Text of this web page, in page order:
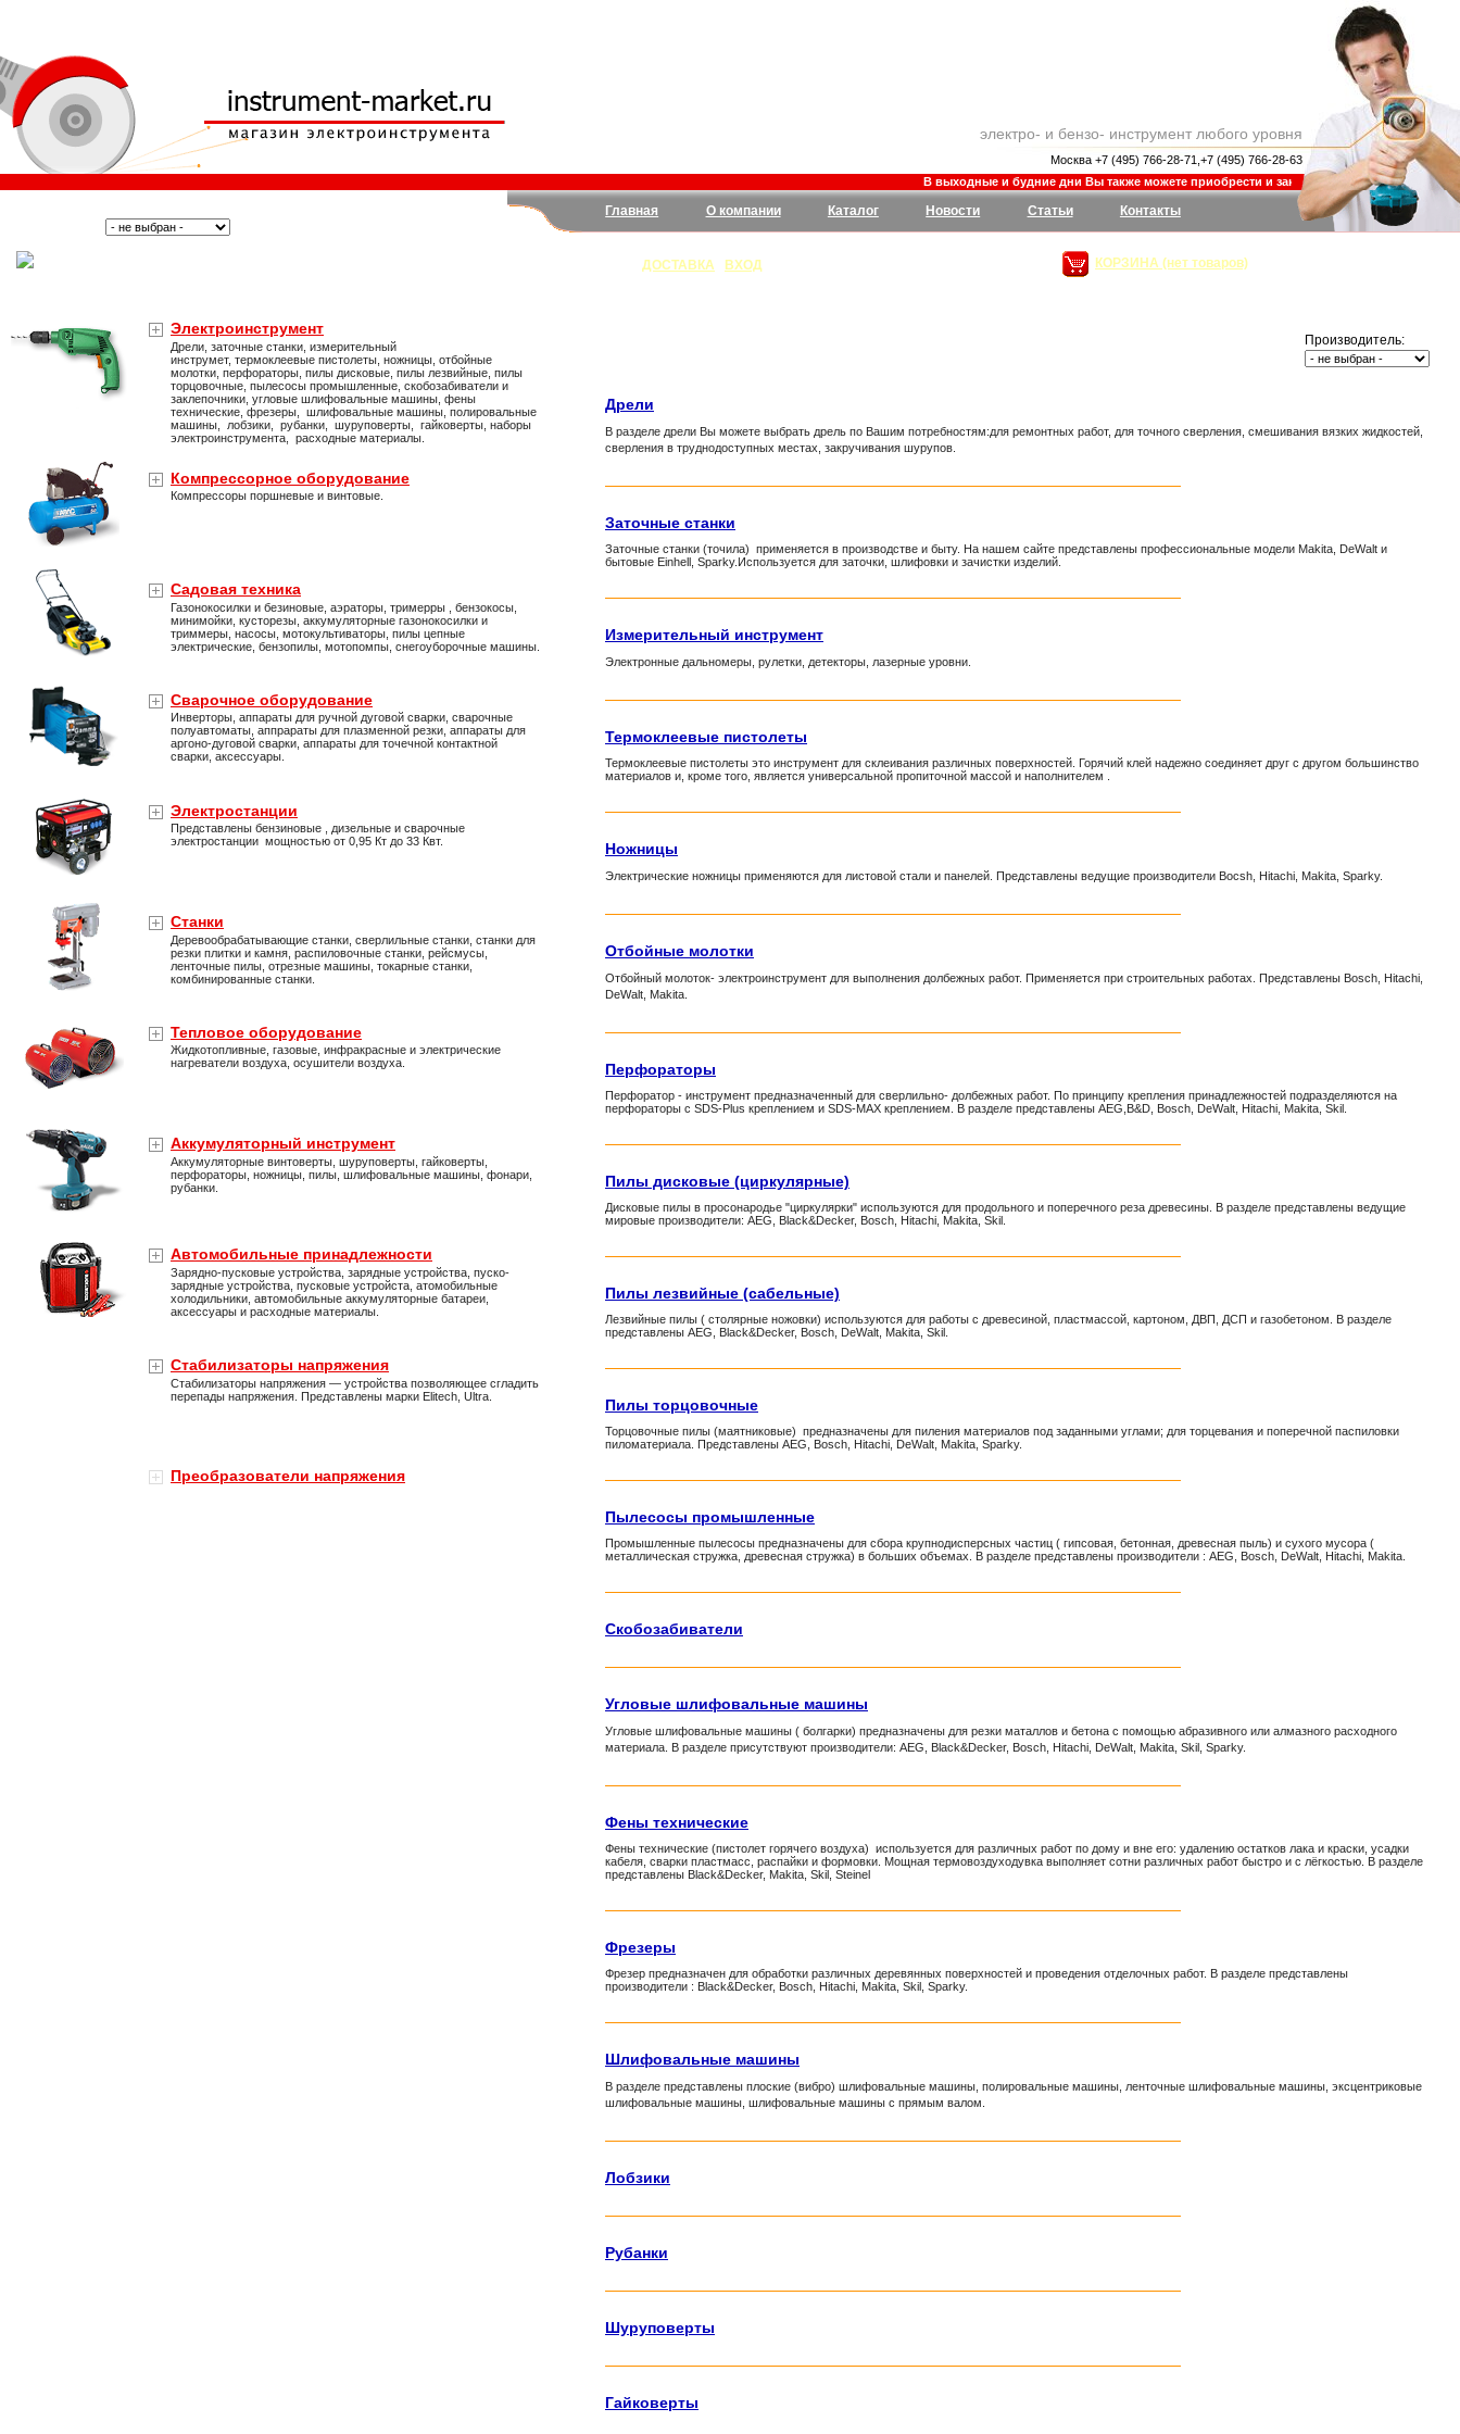
электро- и бензо- инструмент любого уровня
Москва +7 (495) 766-28-71,+7 (495) 766-28-63
В выходные и будние дни Вы также можете приобрести и заказать товар в магазине
Главная О компании Каталог Новости Статьи Контакты
ДОСТАВКА ВХОД КОРЗИНА (нет товаров)
Электроинструмент
Дрели, заточные станки, измерительный
инструмет, термоклеевые пистолеты, ножницы, отбойные
молотки, перфораторы, пилы дисковые, пилы лезвийные, пилы
торцовочные, пылесосы промышленные, скобозабиватели и
заклепочники, угловые шлифовальные машины, фены
технические, фрезеры, шлифовальные машины, полировальные
машины, лобзики, рубанки, шуруповерты, гайковерты, наборы
электроинструмента, расходные материалы.
Компрессорное оборудование
Компрессоры поршневые и винтовые.
Садовая техника
Газонокосилки и безиновые, аэраторы, тримерры , бензокосы,
минимойки, кусторезы, аккумуляторные газонокосилки и
триммеры, насосы, мотокультиваторы, пилы цепные
электрические, бензопилы, мотопомпы, снегоуборочные машины.
Сварочное оборудование
Инверторы, аппараты для ручной дуговой сварки, сварочные
полуавтоматы, аппрараты для плазменной резки, аппараты для
аргоно-дуговой сварки, аппараты для точечной контактной
сварки, аксессуары.
Электростанции
Представлены бензиновые , дизельные и сварочные
электростанции мощностью от 0,95 Кт до 33 Квт.
Станки
Деревообрабатывающие станки, сверлильные станки, станки для
резки плитки и камня, распиловочные станки, рейсмусы,
ленточные пилы, отрезные машины, токарные станки,
комбинированные станки.
Тепловое оборудование
Жидкотопливные, газовые, инфракрасные и электрические
нагреватели воздуха, осушители воздуха.
Аккумуляторный инструмент
Аккумуляторные винтоверты, шуруповерты, гайковерты,
перфораторы, ножницы, пилы, шлифовальные машины, фонари,
рубанки.
Автомобильные принадлежности
Зарядно-пусковые устройства, зарядные устройства, пуско-
зарядные устройства, пусковые устройста, атомобильные
холодильники, автомобильные аккумуляторные батареи,
аксессуары и расходные материалы.
Стабилизаторы напряжения
Стабилизаторы напряжения — устройства позволяющее сгладить
перепады напряжения. Представлены марки Elitech, Ultra.
Преобразователи напряжения
Производитель:
Дрели
В разделе дрели Вы можете выбрать дрель по Вашим потребностям:для ремонтных работ, для точного сверления, смешивания вязких жидкостей,
сверления в труднодоступных местах, закручивания шурупов.
Заточные станки
Заточные станки (точила) применяется в производстве и быту. На нашем сайте представлены профессиональные модели Makita, DeWalt и
бытовые Einhell, Sparky.Используется для заточки, шлифовки и зачистки изделий.
Измерительный инструмент
Электронные дальномеры, рулетки, детекторы, лазерные уровни.
Термоклеевые пистолеты
Термоклеевые пистолеты это инструмент для склеивания различных поверхностей. Горячий клей надежно соединяет друг с другом большинство
материалов и, кроме того, является универсальной пропиточной массой и наполнителем .
Ножницы
Электрические ножницы применяются для листовой стали и панелей. Представлены ведущие производители Bocsh, Hitachi, Makita, Sparky.
Отбойные молотки
Отбойный молоток- электроинструмент для выполнения долбежных работ. Применяется при строительных работах. Представлены Bosch, Hitachi,
DeWalt, Makita.
Перфораторы
Перфоратор - инструмент предназначенный для сверлильно- долбежных работ. По принципу крепления принадлежностей подразделяются на
перфораторы с SDS-Plus креплением и SDS-MAX креплением. В разделе представлены AEG,B&D, Bosch, DeWalt, Hitachi, Makita, Skil.
Пилы дисковые (циркулярные)
Дисковые пилы в просонародье "циркулярки" используются для продольного и поперечного реза древесины. В разделе представлены ведущие
мировые производители: AEG, Black&Decker, Bosch, Hitachi, Makita, Skil.
Пилы лезвийные (сабельные)
Лезвийные пилы ( столярные ножовки) используются для работы с древесиной, пластмассой, картоном, ДВП, ДСП и газобетоном. В разделе
представлены AEG, Black&Decker, Bosch, DeWalt, Makita, Skil.
Пилы торцовочные
Торцовочные пилы (маятниковые) предназначены для пиления материалов под заданными углами; для торцевания и поперечной паспиловки
пиломатериала. Представлены AEG, Bosch, Hitachi, DeWalt, Makita, Sparky.
Пылесосы промышленные
Промышленные пылесосы предназначены для сбора крупнодисперсных частиц ( гипсовая, бетонная, древесная пыль) и сухого мусора (
металлическая стружка, древесная стружка) в больших объемах. В разделе представлены производители : AEG, Bosch, DeWalt, Hitachi, Makita.
Скобозабиватели
Угловые шлифовальные машины
Угловые шлифовальные машины ( болгарки) предназначены для резки маталлов и бетона с помощью абразивного или алмазного расходного
материала. В разделе присутствуют производители: AEG, Black&Decker, Bosch, Hitachi, DeWalt, Makita, Skil, Sparky.
Фены технические
Фены технические (пистолет горячего воздуха) используется для различных работ по дому и вне его: удалению остатков лака и краски, усадки
кабеля, сварки пластмасс, распайки и формовки. Мощная термовоздуходувка выполняет сотни различных работ быстро и с лёгкостью. В разделе
представлены Black&Decker, Makita, Skil, Steinel
Фрезеры
Фрезер предназначен для обработки различных деревянных поверхностей и проведения отделочных работ. В разделе представлены
производители : Black&Decker, Bosch, Hitachi, Makita, Skil, Sparky.
Шлифовальные машины
В разделе представлены плоские (вибро) шлифовальные машины, полировальные машины, ленточные шлифовальные машины, эксцентриковые
шлифовальные машины, шлифовальные машины с прямым валом.
Лобзики
Рубанки
Шуруповерты
Гайковерты